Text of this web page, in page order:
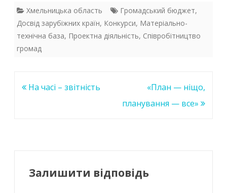
e
b
o
k
itt
er
at
s
A
p
k
e
Хмельницька область Громадський бюджет,
Досвід зарубіжних країн, Конкурси, Матеріально-
технічна база, Проектна діяльність, Співробітництво
громад
Навігація
На часі – звітність
«План — ніщо,
планування — все»
Залишити відповідь